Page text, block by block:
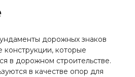
дорожных знаков
которые
в дорожном строительстве.
в качестве опор для